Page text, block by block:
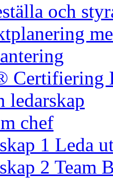
och
Certifiering
ledarskap
chef
1 Leda
2 Team